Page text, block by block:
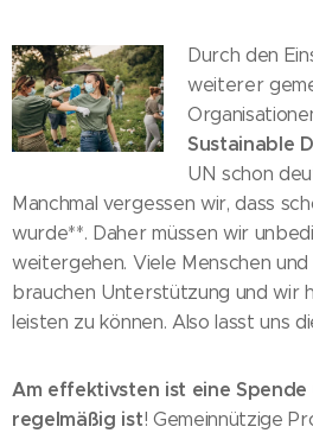
Durch den
weiterer
Sustainable
UN schon
Manchmal vergessen wir, dass
wurde**. Daher müssen wir
weitergehen. Viele Menschen
brauchen Unterstützung und wir
leisten zu können. Also lasst uns
Am effektivsten ist eine Spende
regelmäßig ist! Gemeinnützige